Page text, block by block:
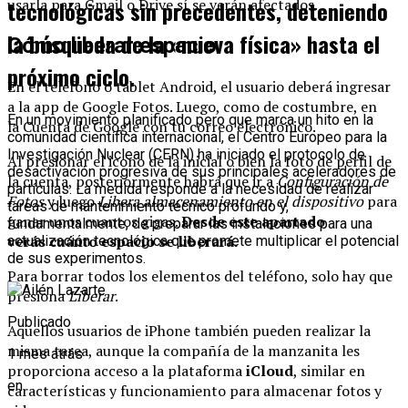
usarla para Gmail o Drive sí se verán afectados.
Cómo liberar espacio
En el teléfono o tablet Android, el usuario deberá ingresar
a la app de Google Fotos. Luego, como de costumbre, en
la Cuenta de Google con tu correo electrónico.
Al presionar el icono de la inicial o bien la foto de perfil de
la cuenta, posteriormente habrá que ir aConfiguración de
Fotosy luegoLibera almacenamiento en el dispositivopara
ganar unos cuantos gigas.Desde este apartado
verás cuánto espacio se liberará.
Para borrar todos los elementos del teléfono, solo hay que
presionaLiberar.
Aquellos usuarios de iPhone también pueden realizar la
misma tarea, aunque la compañía de la manzanita les
proporciona acceso a la plataformaiCloud, similar en
características y funcionamiento para almacenar fotos y
tecnológicas sin precedentes, deteniendo
la búsqueda de la «nueva física» hasta el
próximo ciclo.
En un movimiento planificado pero que marca un hito en la
comunidad científica internacional, el Centro Europeo para la
Investigación Nuclear (CERN) ha iniciado el protocolo de
desactivación progresiva de sus principales aceleradores de
partículas. La medida responde a la necesidad de realizar
tareas de mantenimiento técnico profundo y,
fundamentalmente, de preparar las instalaciones para una
actualización tecnológica que promete multiplicar el potencial
de sus experimentos.
Publicado
1 mes atrás
en